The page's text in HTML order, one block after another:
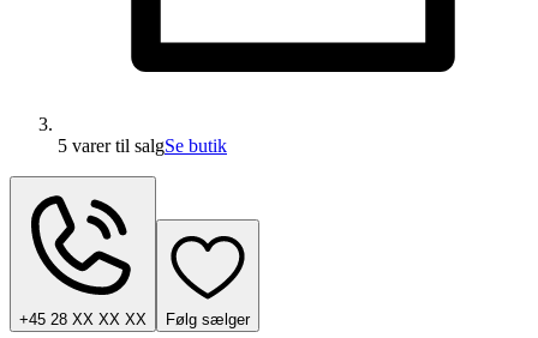
5 varertil salgSe butik
+45 28 XX XX XX Følg sælger